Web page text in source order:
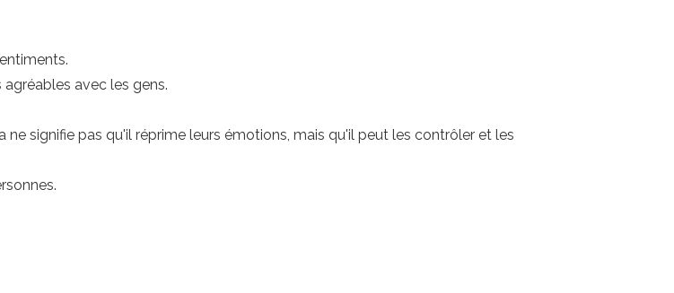
avec les gens.
signifie pas qu'il réprime leurs émotions, mais qu'il peut les contrôler et les